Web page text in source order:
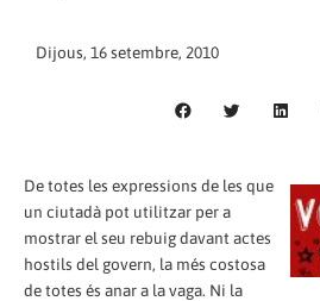
Dijous, 16 setembre, 2010
De totes les expressions de les que
un ciutadà pot utilitzar per a
mostrar el seu rebuig davant actes
hostils del govern, la més costosa
de totes és anar a la vaga. Ni la